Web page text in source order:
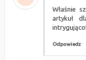
Właśnie
artykuł
intrygująco!
Odpowiedz